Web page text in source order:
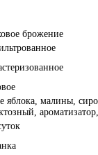
брожение
яблока, малины,